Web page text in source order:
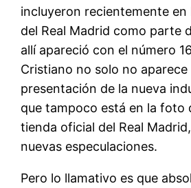
incluyeron recientemente en
del Real Madrid como parte
allí apareció con el número
Cristiano no solo no
presentación de la nueva
que tampoco está en la foto
tienda oficial del Real
nuevas especulaciones.
Pero lo llamativo es que